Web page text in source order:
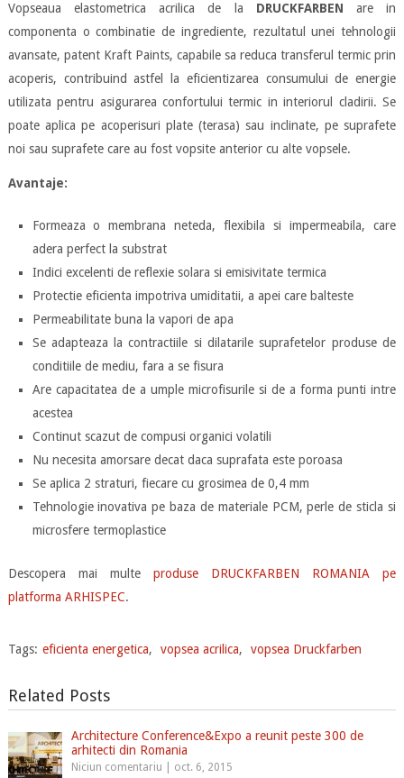
Vopseaua elastometrica acrilica de la DRUCKFARBEN are in
componenta o combinatie de ingrediente, rezultatul unei tehnologii
avansate, patent Kraft Paints, capabile sa reduca transferul termic prin
acoperis, contribuind astfel la eficientizarea consumului de energie
utilizata pentru asigurarea confortului termic in interiorul cladirii. Se
poate aplica pe acoperisuri plate (terasa) sau inclinate, pe suprafete
noi sau suprafete care au fost vopsite anterior cu alte vopsele.
Avantaje:
Formeaza o membrana neteda, flexibila si impermeabila, care
adera perfect la substrat
Indici excelenti de reflexie solara si emisivitate termica
Protectie eficienta impotriva umiditatii, a apei care balteste
Permeabilitate buna la vapori de apa
Se adapteaza la contractiile si dilatarile suprafetelor produse de
conditiile de mediu, fara a se fisura
Are capacitatea de a umple microfisurile si de a forma punti intre
acestea
Continut scazut de compusi organici volatili
Nu necesita amorsare decat daca suprafata este poroasa
Se aplica 2 straturi, fiecare cu grosimea de 0,4 mm
Tehnologie inovativa pe baza de materiale PCM, perle de sticla si
microsfere termoplastice
Descopera mai multe produse DRUCKFARBEN ROMANIA pe
platforma ARHISPEC.
Tags: eficienta energetica, vopsea acrilica, vopsea Druckfarben
Related Posts
Architecture Conference&Expo a reunit peste 300 de
arhitecti din Romania
Niciun comentariu oct. 6, 2015